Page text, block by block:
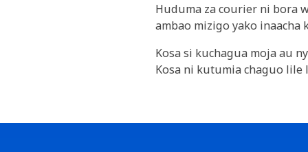
Huduma za courier ni bora
ambao mizigo yako inaacha
Kosa si kuchagua moja au
Kosa ni kutumia chaguo